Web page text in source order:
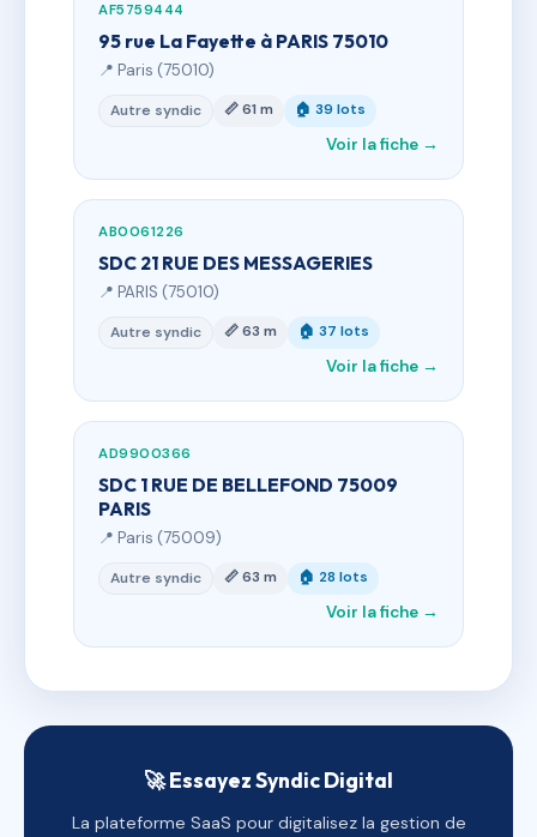
AF5759444
95 rue La Fayette à PARIS 75010
📍 Paris (75010)
Autre syndic 📏 61 m 🏠 39 lots
Voir la fiche →
AB0061226
SDC 21 RUE DES MESSAGERIES
📍 PARIS (75010)
Autre syndic 📏 63 m 🏠 37 lots
Voir la fiche →
AD9900366
SDC 1 RUE DE BELLEFOND 75009
PARIS
📍 Paris (75009)
Autre syndic 📏 63 m 🏠 28 lots
Voir la fiche →
🚀 Essayez Syndic Digital
La plateforme SaaS pour digitalisez la gestion de